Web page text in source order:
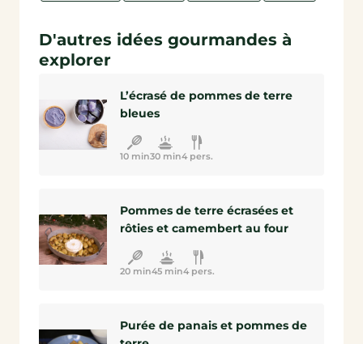
D'autres idées gourmandes à
explorer
L’écrasé de pommes de terre
bleues
10 min30 min4 pers.
Pommes de terre écrasées et
rôties et camembert au four
20 min45 min4 pers.
Purée de panais et pommes de